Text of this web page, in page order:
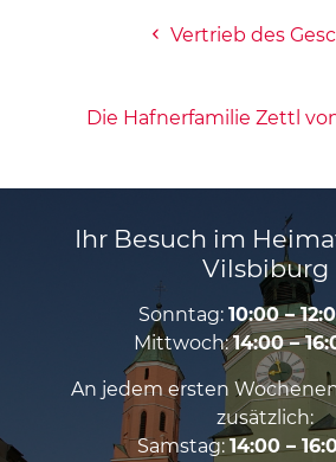
Vertrieb des
Die Hafnerfamilie Zettl
Ihr Besuch im
Vilsbiburg
Sonntag: 10:00 –
Mittwoch:14:00 –
An jedem ersten
zusätzlich:
Samstag:14:00 –